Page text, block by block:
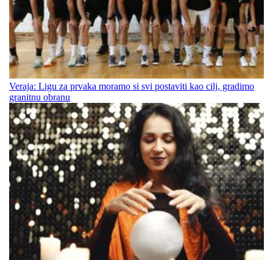
Veraja: Ligu za prvaka moramo si svi postaviti kao cilj, gradimo
granitnu obranu